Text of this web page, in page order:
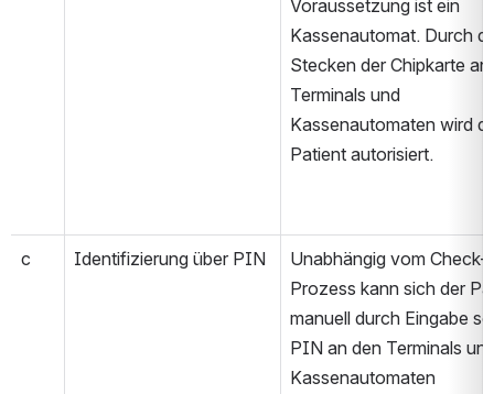
Voraussetzung ist ein
Kassenautomat. Durch
Stecken der Chipkarte an
Terminals und
Kassenautomaten wird
Patient autorisiert.
c Identifizierung über PIN
Unabhängig vom Check-
Prozess kann sich der
manuell durch Eingabe
PIN an den Terminals
Kassenautomaten